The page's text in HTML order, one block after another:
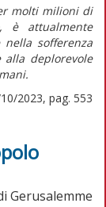
molti milioni di
è attualmente
sofferenza
deplorevole
2023, pag. 553
Gerusalemme